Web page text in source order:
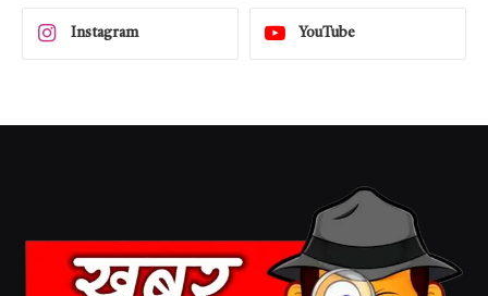
Instagram YouTube